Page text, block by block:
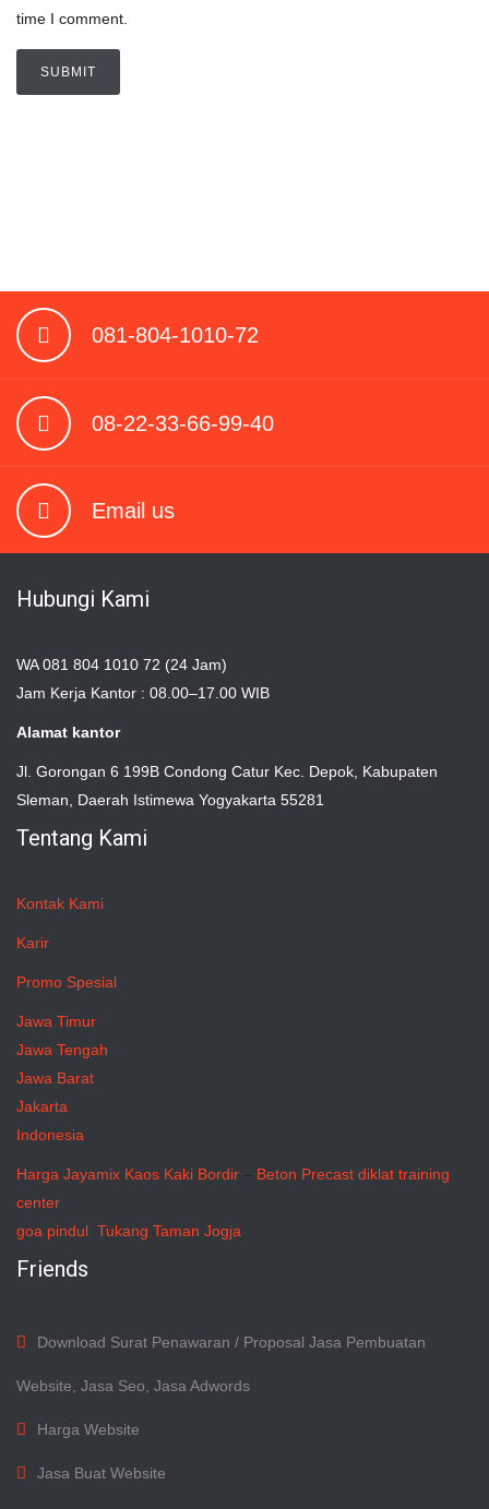
time I comment.
081-804-1010-72
08-22-33-66-99-40
Email us
Hubungi Kami
WA 081 804 1010 72 (24 Jam)
Jam Kerja Kantor : 08.00–17.00 WIB
Alamat kantor
Jl. Gorongan 6 199B Condong Catur Kec. Depok, Kabupaten
Sleman, Daerah Istimewa Yogyakarta 55281
Tentang Kami
Kontak Kami
Karir
Promo Spesial
Jawa Timur
Jawa Tengah
Jawa Barat
Jakarta
Indonesia
Harga Jayamix Kaos Kaki Bordir – Beton Precast diklat training
center
goa pindul Tukang Taman Jogja
Friends
Download Surat Penawaran / Proposal Jasa Pembuatan
Website, Jasa Seo, Jasa Adwords
Harga Website
Jasa Buat Website